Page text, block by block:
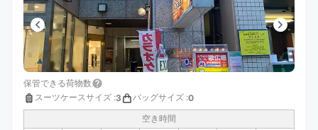
保管できる荷物数
スーツケースサイズ :3 バッグサイズ :0
空き時間